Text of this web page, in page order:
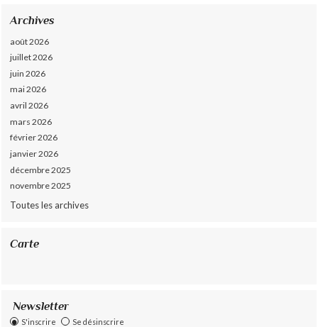
Archives
août 2026
juillet 2026
juin 2026
mai 2026
avril 2026
mars 2026
février 2026
janvier 2026
décembre 2025
novembre 2025
Toutes les archives
Carte
Newsletter
S'inscrire Se désinscrire